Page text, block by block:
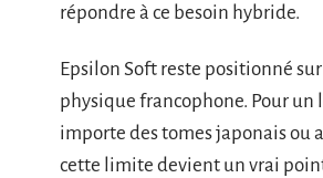
répondre à ce besoin hybride.
Epsilon Soft reste positionné
physique francophone. Pour un
importe des tomes japonais ou
cette limite devient un vrai